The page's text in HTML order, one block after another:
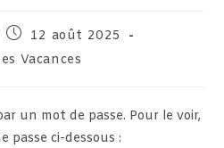
Publication
12 août 2025
Vacances
un mot de passe. Pour le voir,
passe ci-dessous :